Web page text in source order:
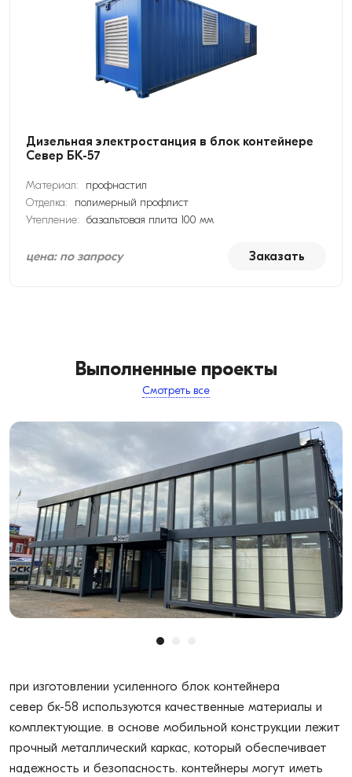
Дизельная электростанция в блок контейнере
Север БК-57
Материал:
профнастил
Отделка:
полимерный профлист
Утепление: базальтовая плита 100 мм
цена: по запросу Заказать
Выполненные проекты
Смотреть все
при изготовлении усиленного блок контейнера
север бк-58 используются качественные материалы и
комплектующие. в основе мобильной конструкции лежит
прочный металлический каркас, который обеспечивает
надежность и безопасность. контейнеры могут иметь